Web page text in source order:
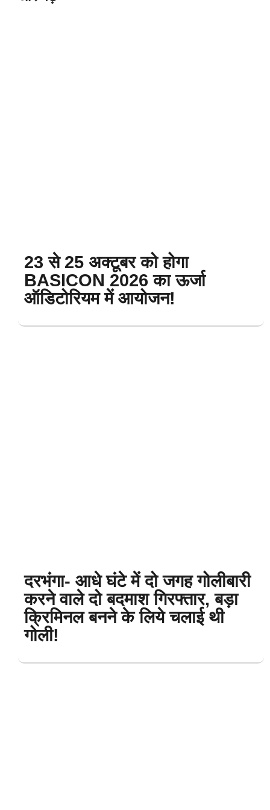
23 से 25 अक्टूबर को होगा
BASICON 2026 का ऊर्जा
ऑडिटोरियम में आयोजन!
दरभंगा- आधे घंटे में दो जगह गोलीबारी
करने वाले दो बदमाश गिरफ्तार, बड़ा
क्रिमिनल बनने के लिये चलाई थी
गोली!